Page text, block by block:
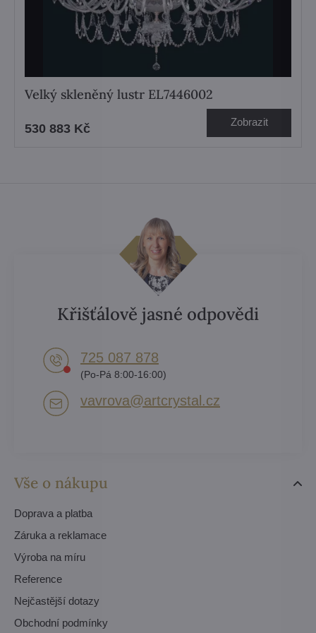
Velký skleněný lustr EL7446002
530 883 Kč Zobrazit
Vše o nákupu
Doprava a platba
Záruka a reklamace
Výroba na míru
Reference
Nejčastější dotazy
Obchodní podmínky
Křišťálově jasné odpovědi
725 087 878​
(Po-Pá 8:00-16:00)
vavrova​@artcrystal​.cz